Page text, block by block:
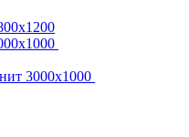
3000х1000